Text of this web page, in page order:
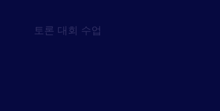
토론 대회 수업